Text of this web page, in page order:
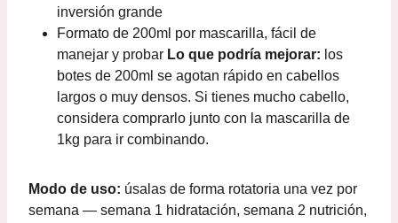
inversión grande
Formato de 200ml por mascarilla, fácil de
manejar y probar Lo que podría mejorar: los
botes de 200ml se agotan rápido en cabellos
largos o muy densos. Si tienes mucho cabello,
considera comprarlo junto con la mascarilla de
1kg para ir combinando.
Modo de uso: úsalas de forma rotatoria una vez por
semana — semana 1 hidratación, semana 2 nutrición,